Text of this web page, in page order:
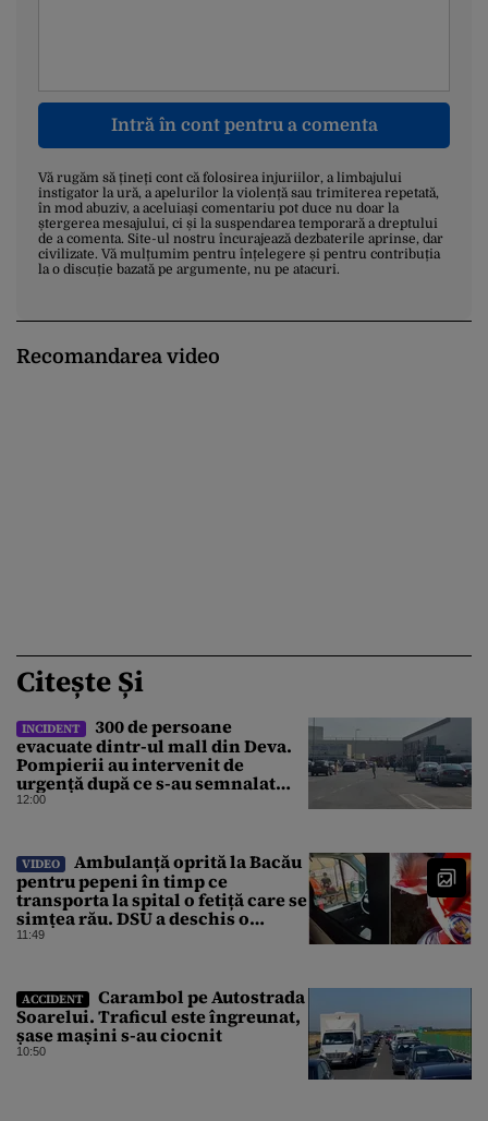
Intră în cont pentru a comenta
Vă rugăm să țineți cont că folosirea injuriilor, a limbajului
instigator la ură, a apelurilor la violență sau trimiterea repetată,
în mod abuziv, a aceluiași comentariu pot duce nu doar la
ștergerea mesajului, ci și la suspendarea temporară a dreptului
de a comenta. Site-ul nostru încurajează dezbaterile aprinse, dar
civilizate. Vă mulțumim pentru înțelegere și pentru contribuția
la o discuție bazată pe argumente, nu pe atacuri.
Recomandarea video
Citește Și
INCIDENT
300 de persoane
evacuate dintr-ul mall din Deva.
Pompierii au intervenit de
urgență după ce s-au semnalat
degajări mari de fum
12:00
VIDEO
Ambulanță oprită la Bacău
pentru pepeni în timp ce
transporta la spital o fetiță care se
simțea rău. DSU a deschis o
anchetă
11:49
ACCIDENT
Carambol pe Autostrada
Soarelui. Traficul este îngreunat,
șase mașini s-au ciocnit
10:50